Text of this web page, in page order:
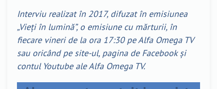
Interviu realizat în 2017, difuzat în emisiunea
„Vieți în lumină”, o emisiune cu mărturii, în
fiecare vineri de la ora 17:30 pe Alfa Omega TV
sau oricând pe site-ul, pagina de Facebook și
contul Youtube ale Alfa Omega TV.